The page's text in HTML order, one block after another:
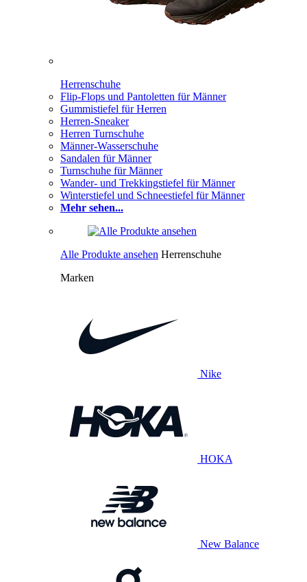
Herrenschuhe
Flip-Flops und Pantoletten für Männer
Gummistiefel für Herren
Herren-Sneaker
Herren Turnschuhe
Männer-Wasserschuhe
Sandalen für Männer
Turnschuhe für Männer
Wander- und Trekkingstiefel für Männer
Winterstiefel und Schneestiefel für Männer
Mehr sehen...
Alle Produkte ansehen Herrenschuhe
Marken
Nike
HOKA
New Balance